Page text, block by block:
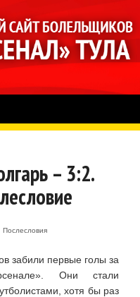
– 3:2.
Послесловия
забили первые голы за
Они стали
хотя бы раз